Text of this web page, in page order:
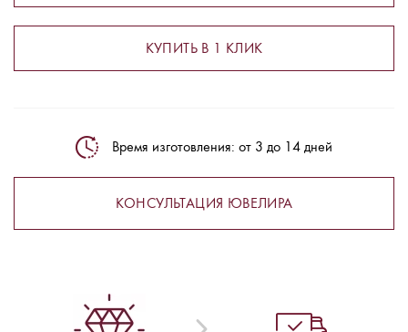
КУПИТЬ В 1 КЛИК
Время изготовления: от 3 до 14 дней
КОНСУЛЬТАЦИЯ ЮВЕЛИРА